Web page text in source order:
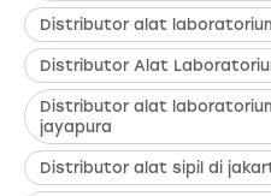
Distributor alat
Distributor Alat
Distributor alat
jayapura
Distributor alat sipil di